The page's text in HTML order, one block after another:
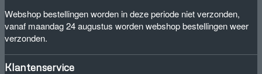
Webshop bestellingen worden in deze periode niet verzonden,
vanaf maandag 24 augustus worden webshop bestellingen weer
verzonden.
Klantenservice